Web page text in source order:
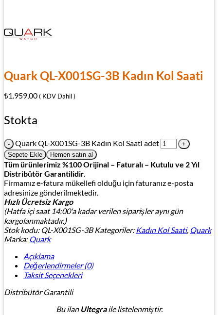
Quark QL-X001SG-3B Kadın Kol Saati
₺1.959,00( KDV Dahil )
Stokta
Quark QL-X001SG-3B Kadın Kol Saati adet
Sepete Ekle Hemen satın al
Tüm ürünlerimiz %100 Orijinal – Faturalı – Kutulu ve 2 Yıl
Distribütör Garantilidir.
Firmamız e-fatura mükellefi olduğu için faturanız e-posta
adresinize gönderilmektedir.
Hızlı Ücretsiz Kargo
(Hatfa içi saat 14:00'a kadar verilen siparişler aynı gün
kargolanmaktadır.)
Stok kodu: QL-X001SG-3B Kategoriler: Kadın Kol Saati, Quark
Marka: Quark
Açıklama
Değerlendirmeler (0)
Taksit Seçenekleri
Distribütör Garantili
Bu ilan Ultegraile listelenmiştir.